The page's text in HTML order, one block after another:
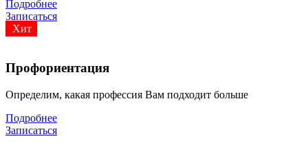
Подробнее
Записаться
Хит
Профориентация
Определим, какая профессия Вам подходит больше
Подробнее
Записаться